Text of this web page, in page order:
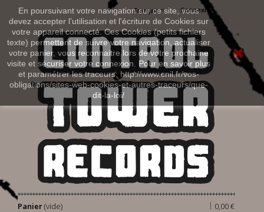
En poursuivant votre navigation sur ce site, vous
devez accepter l’utilisation et l'écriture de Cookies sur
votre appareil connecté. Ces Cookies (petits fichiers
texte) permettent de suivre votre navigation, actualiser
votre panier, vous reconnaitre lors de votre prochaine
visite et sécuriser votre connexion. Pour en savoir plus
et paramétrer les traceurs: http://www.cnil.fr/vos-
obligations/sites-web-cookies-et-autres-traceurs/que-
dit-la-loi/
Connexion
Français
Panier 0,00 €
|
(vide)